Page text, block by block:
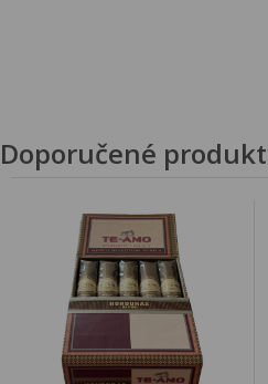
Doporučené